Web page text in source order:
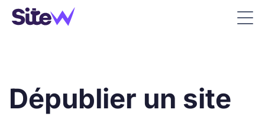
Dépublier un site